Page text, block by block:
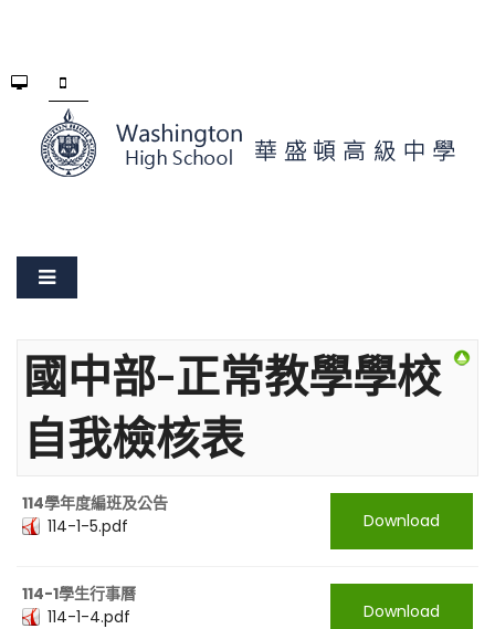
國中部-正常教學學校
自我檢核表
114學年度編班及公告
114-1-5.pdf
Download
114-1學生行事曆
114-1-4.pdf
Download